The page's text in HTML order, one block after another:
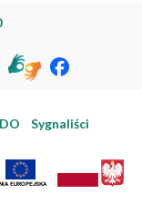
Sygnaliści